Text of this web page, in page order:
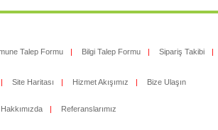
Talep Formu | Bilgi Talep Formu | Sipariş Takibi |
| Site Haritası | Hizmet Akışımız | Bize Ulaşın
Hakkımızda | Referanslarımız